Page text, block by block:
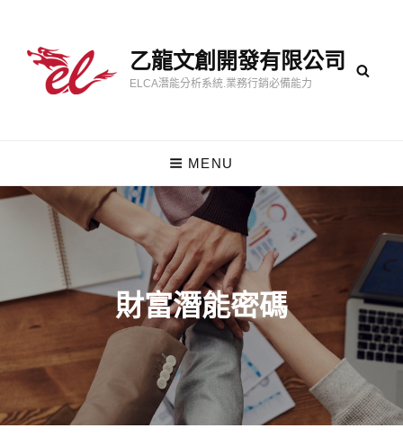
乙龍文創開發有限公司
ELCA潛能分析系統.業務行銷必備能力
MENU
財富潛能密碼